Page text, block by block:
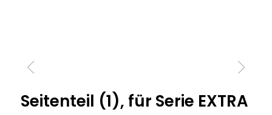
Seitenteil (1), für Serie EXTRA